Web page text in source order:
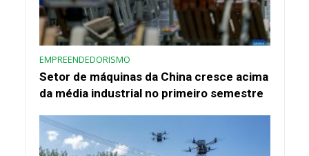
EMPREENDEDORISMO
Setor de máquinas da China cresce acima
da média industrial no primeiro semestre